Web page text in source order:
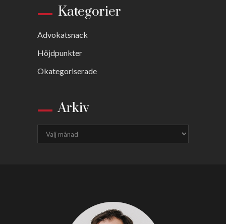
Kategorier
Advokatsnack
Höjdpunkter
Okategoriserade
Arkiv